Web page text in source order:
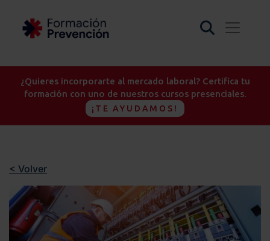
¿Quieres incorporarte al mercado laboral? Certifica tu
formación con uno de nuestros cursos presenciales.
¡TE AYUDAMOS!
< Volver